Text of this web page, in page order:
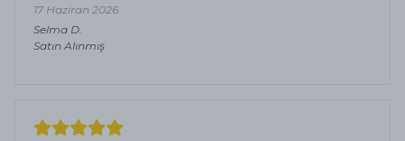
17 Haziran 2026
Selma D.
Satın Alınmış